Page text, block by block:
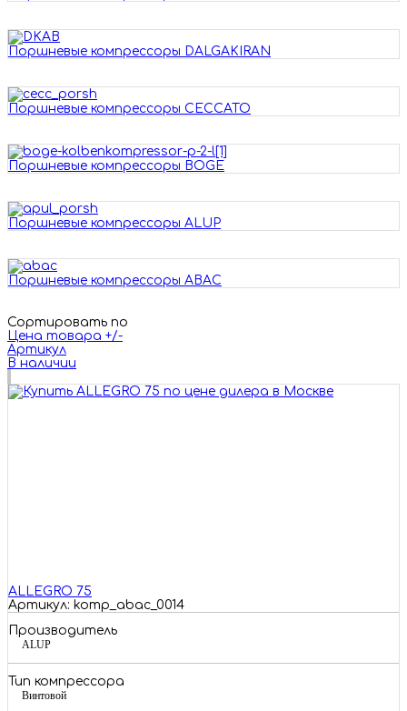
Поршневые компрессоры DALGAKIRAN
Поршневые компрессоры CECCATO
Поршневые компрессоры BOGE
Поршневые компрессоры ALUP
Поршневые компрессоры ABAC
Сортировать по
Цена товара +/-
Артикул
В наличии
ALLEGRO 75
Артикул: komp_abac_0014
Производитель
ALUP
Тип компрессора
Винтовой